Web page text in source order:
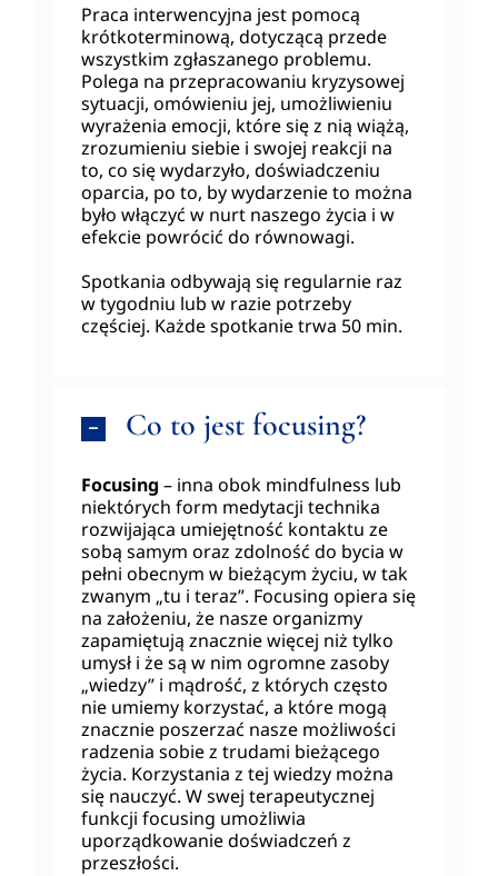
Praca interwencyjna jest pomocą
krótkoterminową, dotyczącą przede
wszystkim zgłaszanego problemu.
Polega na przepracowaniu kryzysowej
sytuacji, omówieniu jej, umożliwieniu
wyrażenia emocji, które się z nią wiążą,
zrozumieniu siebie i swojej reakcji na
to, co się wydarzyło, doświadczeniu
oparcia, po to, by wydarzenie to można
było włączyć w nurt naszego życia i w
efekcie powrócić do równowagi.
Spotkania odbywają się regularnie raz
w tygodniu lub w razie potrzeby
częściej. Każde spotkanie trwa 50 min.
Co to jest focusing?
Focusing – inna obok mindfulness lub
niektórych form medytacji technika
rozwijająca umiejętność kontaktu ze
sobą samym oraz zdolność do bycia w
pełni obecnym w bieżącym życiu, w tak
zwanym „tu i teraz”. Focusing opiera się
na założeniu, że nasze organizmy
zapamiętują znacznie więcej niż tylko
umysł i że są w nim ogromne zasoby
„wiedzy” i mądrość, z których często
nie umiemy korzystać, a które mogą
znacznie poszerzać nasze możliwości
radzenia sobie z trudami bieżącego
życia. Korzystania z tej wiedzy można
się nauczyć. W swej terapeutycznej
funkcji focusing umożliwia
uporządkowanie doświadczeń z
przeszłości.